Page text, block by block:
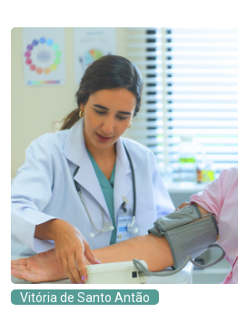
Vitória de Santo Antão